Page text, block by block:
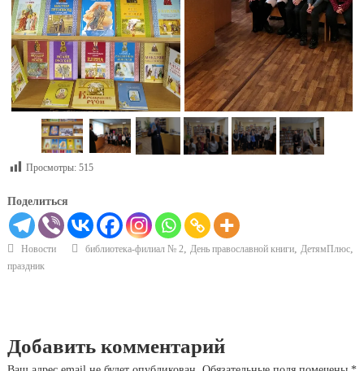
Просмотры: 515
Поделиться
Новости библиотека-филиал № 2 День православной книги, ДетямПлюс,
праздник
Добавить комментарий